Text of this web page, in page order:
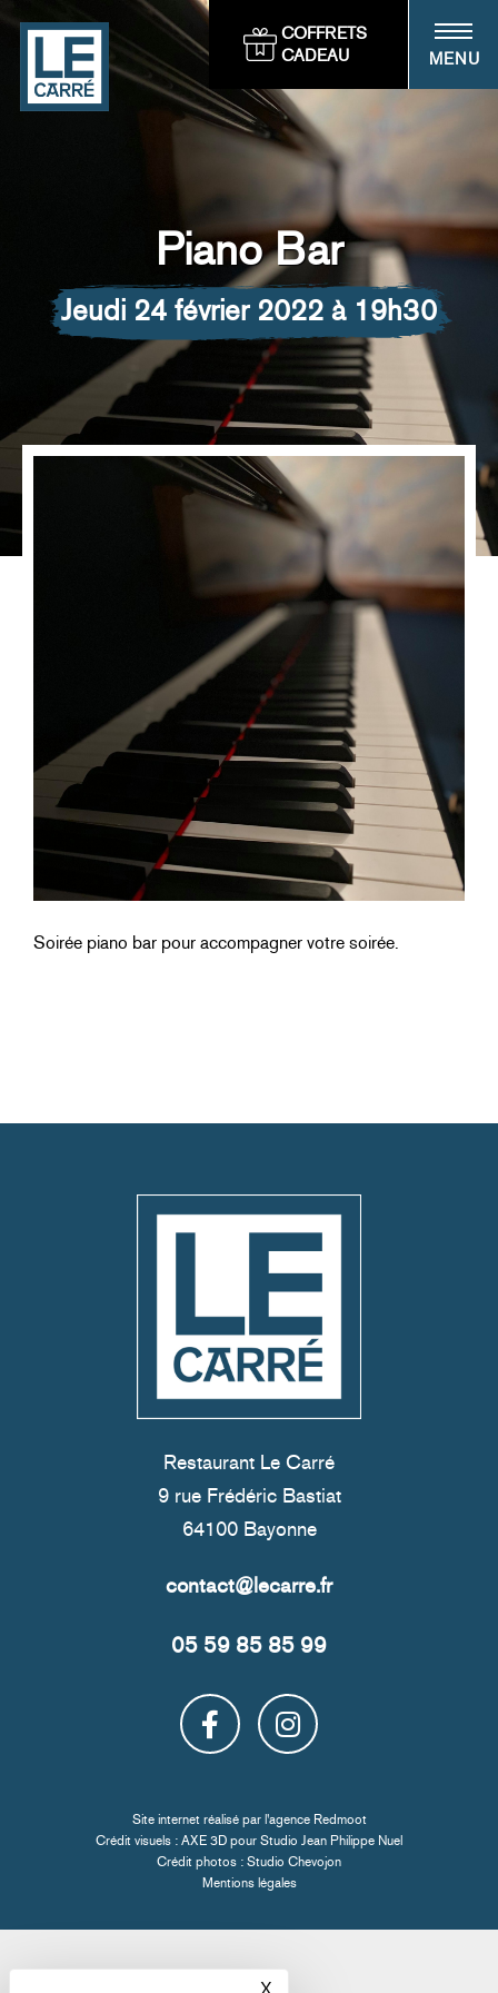
Panneau de gestion des cookies
X
COFFRETS
CADEAU
MENU
Piano Bar
jeudi 24 février 2022 à 19h30
Soirée piano bar pour accompagner votre soirée.
Restaurant Le Carré
9 rue Frédéric Bastiat
64100 Bayonne
05 59 85 85 99
Site internet réalisé par l'agence Redmoot
Crédit visuels : AXE 3D pour Studio Jean Philippe Nuel
Crédit photos : Studio Chevojon
Mentions légales